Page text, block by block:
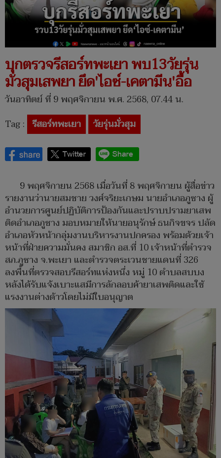
บุกตรวจรีสอร์ทพะเยา พบ13วัยรุ่น
มั่วสุมเสพยา ยึด'ไอซ์-เคตามีน'อื้อ
วันอาทิตย์ ที่ 9 พฤศจิกายน พ.ศ. 2568, 07.44 น.
Tag : รีสอร์ทพะเยา วัยรุ่นมั่วสุม
9 พฤศจิกายน 2568 เมื่อวันที่ 8 พฤศจิกายน ผู้สื่อข่าว
รายงานว่านายสมชาย วงศ์จริยะเกษม นายอำเภอภูซาง ผู้
อำนวยการศูนย์ปฏิบัติการป้องกันและปราบปรามยาเสพ
ติดอำเภอภูซาง มอบหมายให้นายอนุรักษ์ ธนกิจขจร ปลัด
อำเภอหัวหน้ากลุ่มงานบริหารงานปกครอง พร้อมด้วยเจ้า
หน้าที่ฝ่ายความมั่นคง สมาชิก อส.ที่ 10 เจ้าหน้าที่ตำรวจ
สภ.ภูซาง จ.พะเยา และตำรวจตระเวนชายแดนที่ 326
ลงพื้นที่ตรวจสอบรีสอร์ทแห่งหนึ่ง หมู่ 10 ตำบลสบบง
หลังได้รับแจ้งเบาะแสมีการลักลอบค้ายาเสพติดและใช้
แรงงานต่างด้าวโดยไม่มีใบอนุญาต